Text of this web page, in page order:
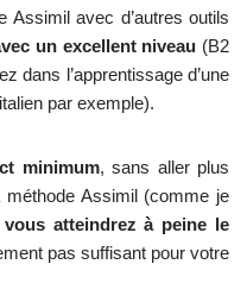
Assimil avec d’autres outils
un excellent niveau (B2
dans l’apprentissage d’une
par exemple).
minimum, sans aller plus
Assimil (comme je
vous atteindrez à peine le
pas suffisant pour votre